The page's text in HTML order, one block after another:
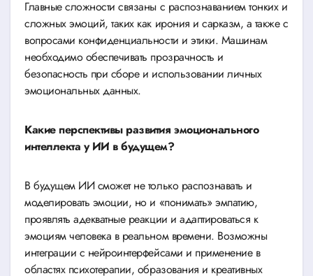
Главные сложности связаны с распознаванием тонких и
сложных эмоций, таких как ирония и сарказм, а также с
вопросами конфиденциальности и этики. Машинам
необходимо обеспечивать прозрачность и
безопасность при сборе и использовании личных
эмоциональных данных.
Какие перспективы развития эмоционального
интеллекта у ИИ в будущем?
В будущем ИИ сможет не только распознавать и
моделировать эмоции, но и «понимать» эмпатию,
проявлять адекватные реакции и адаптироваться к
эмоциям человека в реальном времени. Возможны
интеграции с нейроинтерфейсами и применение в
областях психотерапии, образования и креативных